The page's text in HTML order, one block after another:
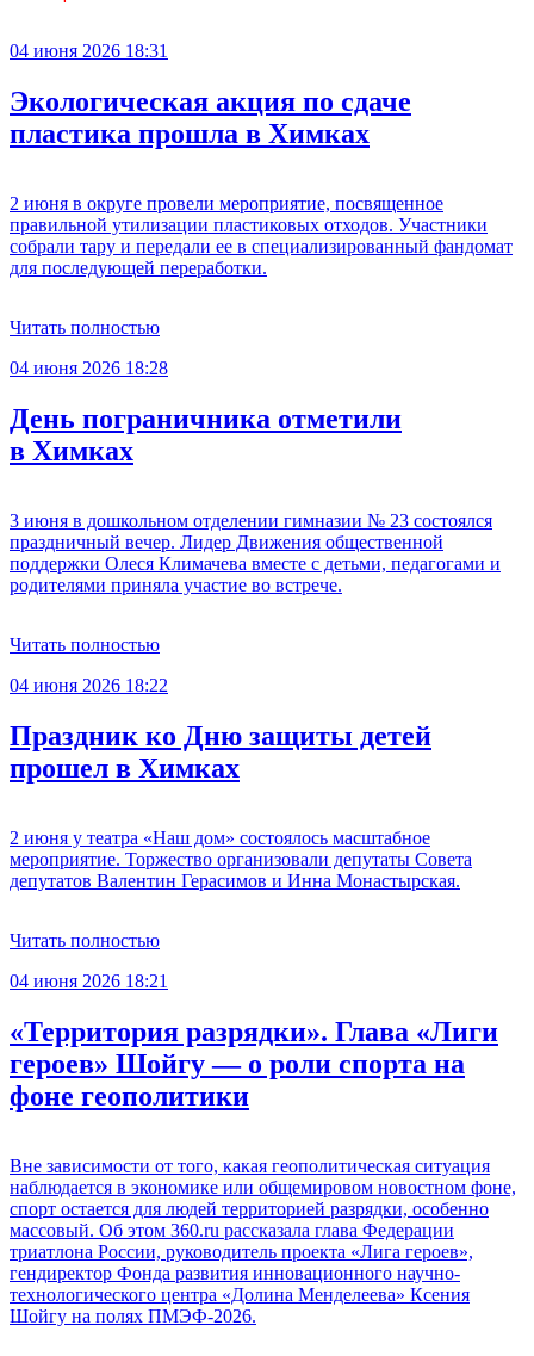
04 июня 2026 18:31
Экологическая акция по сдаче
пластика прошла в Химках
2 июня в округе провели мероприятие, посвященное
правильной утилизации пластиковых отходов. Участники
собрали тару и передали ее в специализированный фандомат
для последующей переработки.
Читать полностью
04 июня 2026 18:28
День пограничника отметили
в Химках
3 июня в дошкольном отделении гимназии № 23 состоялся
праздничный вечер. Лидер Движения общественной
поддержки Олеся Климачева вместе с детьми, педагогами и
родителями приняла участие во встрече.
Читать полностью
04 июня 2026 18:22
Праздник ко Дню защиты детей
прошел в Химках
2 июня у театра «Наш дом» состоялось масштабное
мероприятие. Торжество организовали депутаты Совета
депутатов Валентин Герасимов и Инна Монастырская.
Читать полностью
04 июня 2026 18:21
«Территория разрядки». Глава «Лиги
героев» Шойгу — о роли спорта на
фоне геополитики
Вне зависимости от того, какая геополитическая ситуация
наблюдается в экономике или общемировом новостном фоне,
спорт остается для людей территорией разрядки, особенно
массовый. Об этом 360.ru рассказала глава Федерации
триатлона России, руководитель проекта «Лига героев»,
гендиректор Фонда развития инновационного научно-
технологического центра «Долина Менделеева» Ксения
Шойгу на полях ПМЭФ-2026.